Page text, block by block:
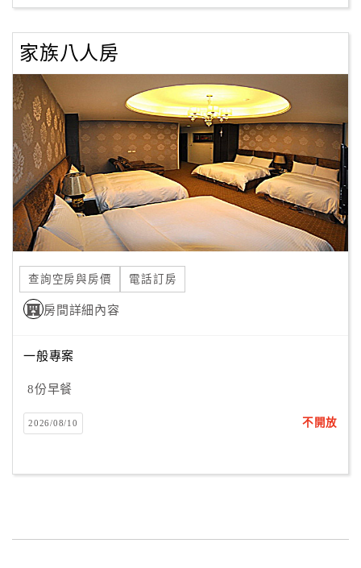
家族八人房
查詢空房與房價 電話訂房
房間詳細內容
一般專案
8份早餐
2026/08/10 不開放